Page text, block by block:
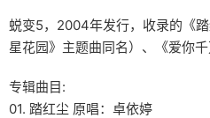
蜕变5，2004年发行，收录的《
星花园》主题曲同名）、《爱你
专辑曲目:
01. 踏红尘 原唱：卓依婷